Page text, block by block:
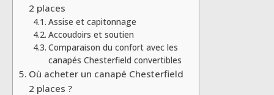
2 places
Assise et capitonnage
Accoudoirs et soutien
Comparaison du confort avec les
canapés Chesterfield convertibles
Où acheter un canapé Chesterfield
2 places ?